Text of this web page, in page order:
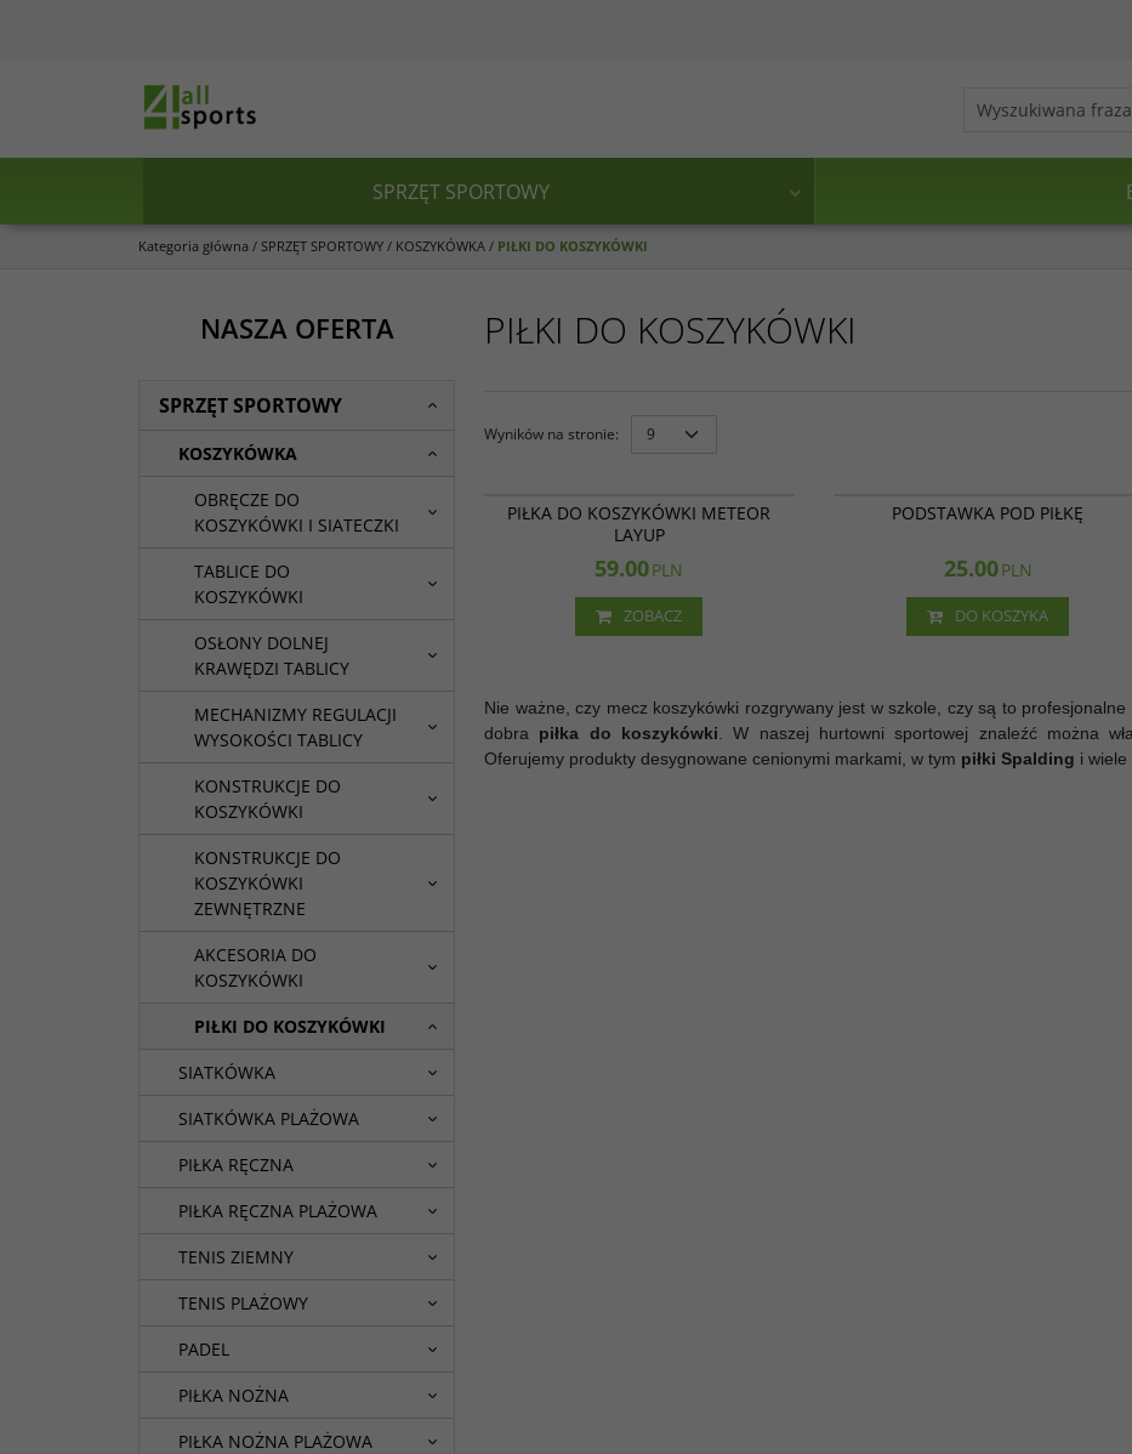
SPRZĘT SPORTOWY
Kategoria główna / SPRZĘT SPORTOWY / KOSZYKÓWKA / PIŁKI DO KOSZYKÓWKI
PIŁKI DO KOSZYKÓWKI
Wyników na stronie:
PIŁKA DO KOSZYKÓWKI METEOR
LAYUP
59.00PLN
ZOBACZ
PODSTAWKA POD PIŁKĘ
25.00PLN
DO KOSZYKA
Nie ważne, czy mecz koszykówki rozgrywany jest w szkole, czy są to
dobra piłka do koszykówki . W naszej hurtowni sportowej znaleźć można
Oferujemy produkty desygnowane cenionymi markami, w tym piłki Spalding i wiele
NASZA OFERTA
SPRZĘT SPORTOWY
KOSZYKÓWKA
OBRĘCZE DO
KOSZYKÓWKI I SIATECZKI
TABLICE DO
KOSZYKÓWKI
OSŁONY DOLNEJ
KRAWĘDZI TABLICY
MECHANIZMY REGULACJI
WYSOKOŚCI TABLICY
KONSTRUKCJE DO
KOSZYKÓWKI
KONSTRUKCJE DO
KOSZYKÓWKI
ZEWNĘTRZNE
AKCESORIA DO
KOSZYKÓWKI
PIŁKI DO KOSZYKÓWKI
SIATKÓWKA
SIATKÓWKA PLAŻOWA
PIŁKA RĘCZNA
PIŁKA RĘCZNA PLAŻOWA
TENIS ZIEMNY
TENIS PLAŻOWY
PADEL
PIŁKA NOŻNA
PIŁKA NOŻNA PLAŻOWA